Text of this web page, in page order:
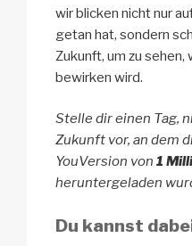
wir blicken nicht nur
getan hat, sondern
Zukunft, um zu sehen,
bewirken wird.
Stelle dir einen Tag,
Zukunft vor, an dem
YouVersion von 1
heruntergeladen
Du kannst